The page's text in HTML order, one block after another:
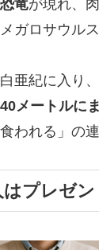
竜が現れ、
ガロサウル
亜紀に入り
メートルに
われる」の
はプレゼ